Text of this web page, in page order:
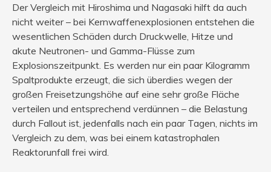
Der Vergleich mit Hiroshima und Nagasaki hilft da auch
nicht weiter – bei Kernwaffenexplosionen entstehen die
wesentlichen Schäden durch Druckwelle, Hitze und
akute Neutronen- und Gamma-Flüsse zum
Explosionszeitpunkt. Es werden nur ein paar Kilogramm
Spaltprodukte erzeugt, die sich überdies wegen der
großen Freisetzungshöhe auf eine sehr große Fläche
verteilen und entsprechend verdünnen – die Belastung
durch Fallout ist, jedenfalls nach ein paar Tagen, nichts im
Vergleich zu dem, was bei einem katastrophalen
Reaktorunfall frei wird.